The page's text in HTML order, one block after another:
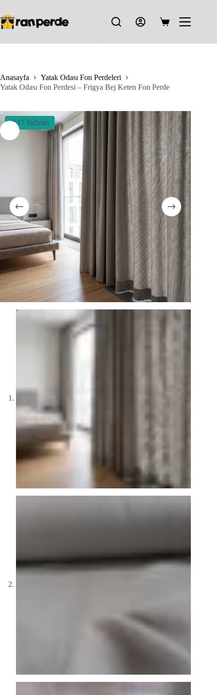
content
Shopping
Anasayfa
Yatak Odası Fon Perdeleri
Yatak Odası Fon Perdesi – Frigya Bej Keten Fon Perde
%17 İndirim